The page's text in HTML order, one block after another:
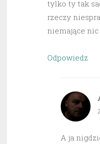
tylko ty tak
rzeczy
niemające
Odpowiedz
A ja